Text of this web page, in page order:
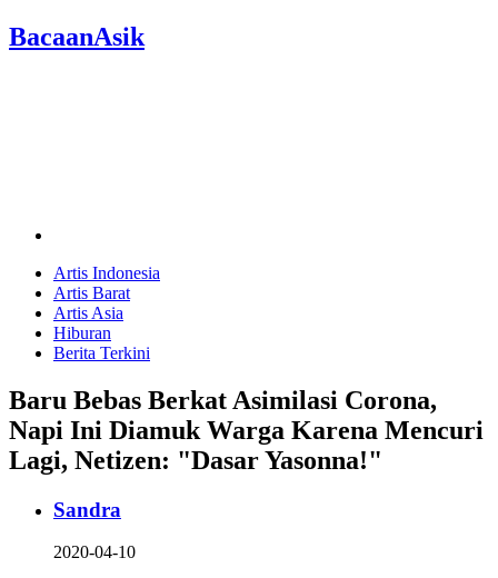
BacaanAsik
Artis Indonesia
Artis Barat
Artis Asia
Hiburan
Berita Terkini
Baru Bebas Berkat Asimilasi Corona,
Napi Ini Diamuk Warga Karena Mencuri
Lagi, Netizen: "Dasar Yasonna!"
Sandra
2020-04-10